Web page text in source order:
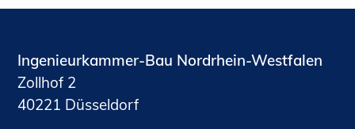
Ingenieurkammer-Bau Nordrhein-Westfalen
Zollhof 2
40221 Düsseldorf